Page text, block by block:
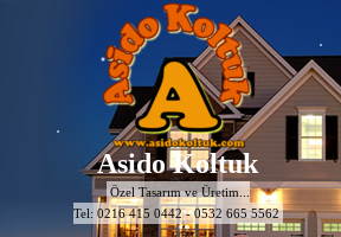
Asido Koltuk
Özel Tasarım ve Üretim...
Tel: 0216 415 0442 - 0532 665 5562